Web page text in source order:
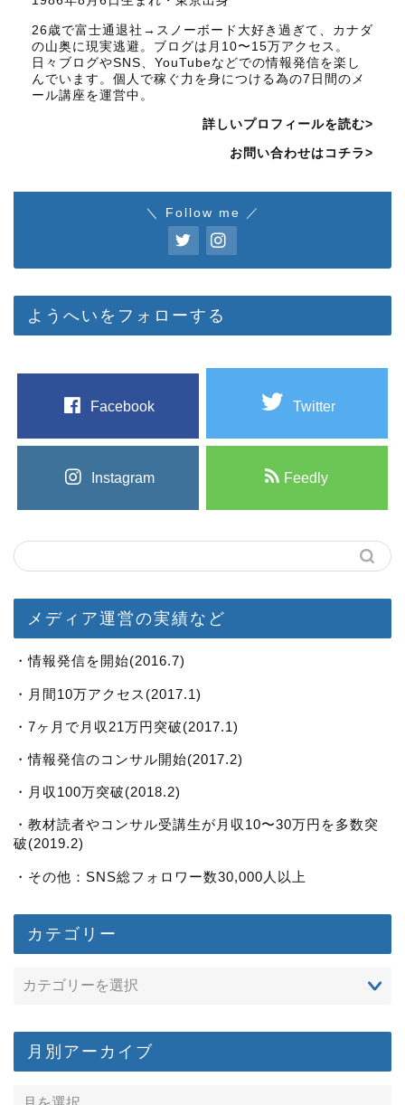
26歳で富士通退社→スノーボード大好き過ぎて、カナダ
の山奥に現実逃避。ブログは月10〜15万アクセス。
日々ブログやSNS、YouTubeなどでの情報発信を楽し
んでいます。個人で稼ぐ力を身につける為の7日間のメ
ール講座を運営中。
詳しいプロフィールを読む>
お問い合わせはコチラ>
＼ Follow me ／
ようへいをフォローする
Facebook Twitter
Instagram Feedly
メディア運営の実績など
・情報発信を開始(2016.7)
・月間10万アクセス(2017.1)
・7ヶ月で月収21万円突破(2017.1)
・情報発信のコンサル開始(2017.2)
・月収100万突破(2018.2)
・教材読者やコンサル受講生が月収10〜30万円を多数突
破(2019.2)
・その他：SNS総フォロワー数30,000人以上
カテゴリー
月別アーカイブ